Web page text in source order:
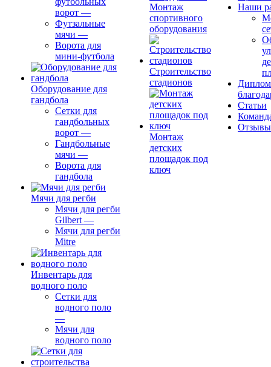
ворот —
Футзальные
мячи —
Ворота для
мини-футбола
Оборудование для
гандбола
Сетки для
гандбольных
ворот —
Гандбольные
мячи —
Ворота для
гандбола
Мячи для регби
Мячи для регби
Gilbert —
Мячи для регби
Mitre
Инвентарь для
водного поло
Сетки для
водного поло
—
Мячи для
водного поло
Монтаж
спортивного
оборудования
Строительство
стадионов
Монтаж
детских
площадок под
ключ
Наши
Статьи
Отзывы